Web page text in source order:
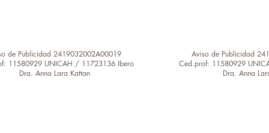
de Publicidad 2419032002A00019
11580929 UNICAH / 11723136 Ibero
Dra. Anna Lara Kattan
Aviso de Publicidad
Ced.prof: 11580929
Dra. Anna